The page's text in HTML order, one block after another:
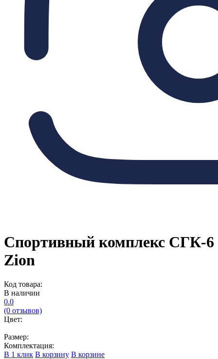
Спортивный комплекс СГК-6
Zion
Код товара:
В наличии
0.0
(0 отзывов)
Цвет:
Размер:
Комплектация:
В 1 клик В корзину В корзине